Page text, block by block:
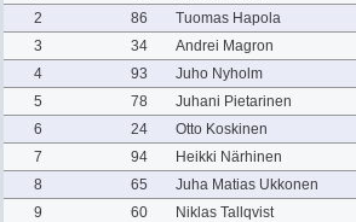
2
86
Tuomas Hapola
3
34
Andrei Magron
4
93
Juho Nyholm
5
78
Juhani Pietarinen
6
24
Otto Koskinen
7
94
Heikki Närhinen
8
65
Juha Matias Ukkonen
9
60
Niklas Tallqvist